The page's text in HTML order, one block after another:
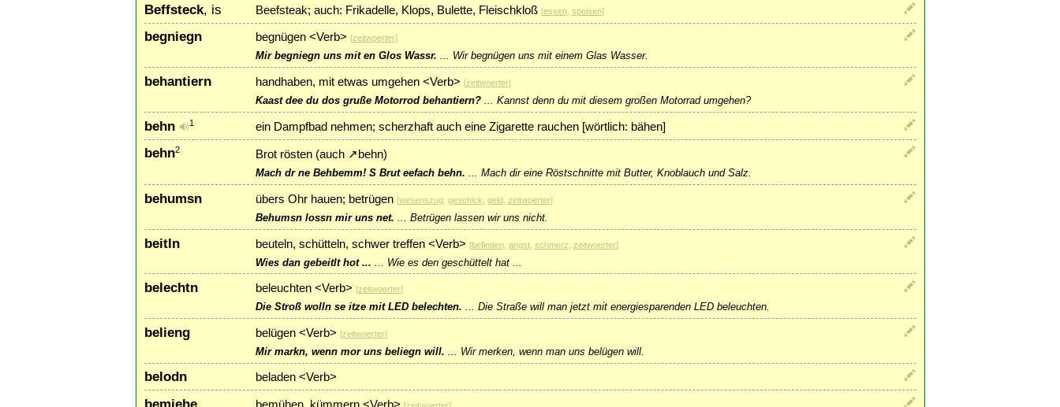
Beffsteck, is Beefsteak; auch: Frikadelle, Klops, Bulette, Fleischkloß [essen, speisen]
begniegn begnügen <Verb> [zeitwoerter]
Mir begniegn uns mit en Glos Wassr. ... Wir begnügen uns mit einem Glas Wasser.
behantiern handhaben, mit etwas umgehen <Verb> [zeitwoerter]
Kaast dee du dos gruße Motorrod behantiern?... Kannst denn du mit diesem großen Motorrad umgehen?
behn 1 ein Dampfbad nehmen; scherzhaft auch eine Zigarette rauchen [wörtlich: bähen]
behn2 Brot rösten (auch ↗ behn)
Mach dr ne Behbemm! S Brut eefach behn. ... Mach dir eine Röstschnitte mit Butter, Knoblauch und Salz.
behumsn übers Ohr hauen; betrügen [wesenszug, geschick geld, zeitwoerter]
Behumsn lossn mir uns net. Betrügen lassen wir uns nicht.
beitln beuteln, schütteln, schwer treffen <Verb> [befinden, angst, schmerz zeitwoerter]
Wies dan gebeitlt hot ... Wie es den geschüttelt hat ...
belechtn beleuchten <Verb> [zeitwoerter]
Die Stroß wolln se itze mit LED belechten. ... Die Straße will man jetzt mit energiesparenden LED beleuchten.
belieng belügen <Verb> [zeitwoerter]
Mir markn, wenn mor uns beliegn will. Wir merken, wenn man uns belügen will.
belodn beladen <Verb>